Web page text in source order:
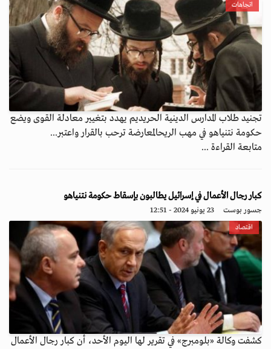
اتجاهات
تجنيد طلاب المدارس الدينية الحريديم يهدد بتغيير معادلة القوى ويضع
حكومة نتنياهو في مهب الريحالمعارضة ترحب بالقرار واعتبر...
متابعة القراءة ...
كبار رجال الأعمال في إسرائيل يطالبون بإسقاط حكومة نتنياهو
جسور بوست 23 يونيو 2024 - 12:51
اقتصاد
كشفت وكالة «بلومبرج» في تقرير لها اليوم الأحد، أن كبار رجال الأعمال